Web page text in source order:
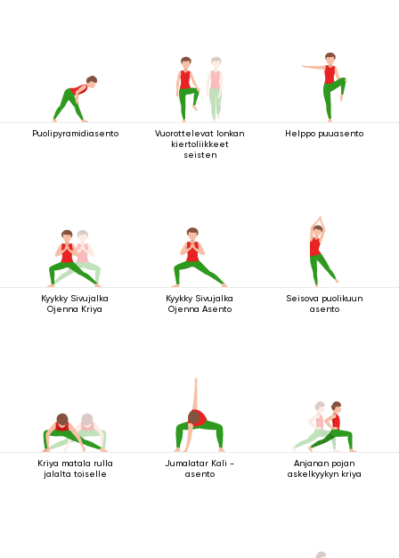
Puolipyramidiasento
Vuorottelevat lonkan
kiertoliikkeet
seisten
Helppo puuasento
Kyykky Sivujalka
Ojenna Kriya
Kyykky Sivujalka
Ojenna Asento
Seisova puolikuun
asento
Kriya matala rulla
jalalta toiselle
Jumalatar Kali -
asento
Anjanan pojan
askelkyykyn kriya